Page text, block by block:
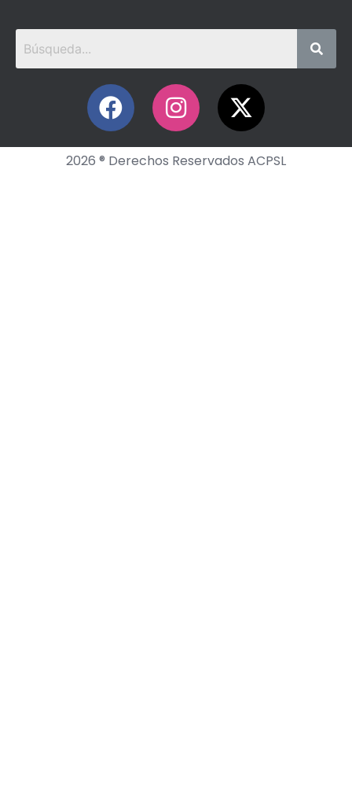
2026 ® Derechos Reservados ACPSL